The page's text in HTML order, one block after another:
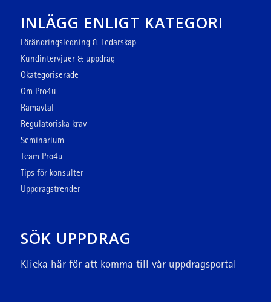
INLÄGG ENLIGT KATEGORI
Förändringsledning & Ledarskap
Kundintervjuer & uppdrag
Okategoriserade
Om Pro4u
Ramavtal
Regulatoriska krav
Seminarium
Team Pro4u
Tips för konsulter
Uppdragstrender
SÖK UPPDRAG
Klicka härför att komma till vår uppdragsportal